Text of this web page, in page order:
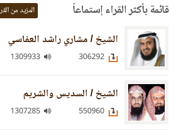
قائمة بأكثر القراء إستماعاً المزيد من
الشيخ / مشاري راشد العفاسي
الشيخ / السديس والشريم